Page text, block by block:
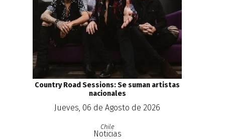
Country Road Sessions: Se suman artistas
nacionales
Jueves, 06 de Agosto de 2026
Chile
Noticias